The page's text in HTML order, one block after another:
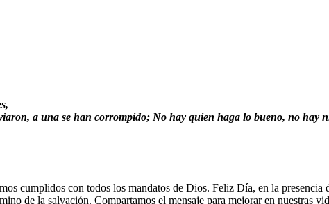
a una se han corrompido; No hay quien haga lo bueno, no hay
cumplidos con todos los mandatos de Dios. Feliz Día, en la
de la salvación. Compartamos el mensaje para mejorar en nuestras